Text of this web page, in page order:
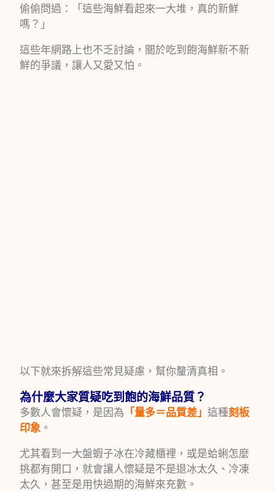
偷偷問過：「這些海鮮看起來一大堆，真的新鮮
嗎？」
這些年網路上也不乏討論，關於吃到飽海鮮新不新
鮮的爭議，讓人又愛又怕。
以下就來拆解這些常見疑慮，幫你釐清真相。
為什麼大家質疑吃到飽的海鮮品質？
多數人會懷疑，是因為 「量多＝品質差」這種刻板
印象 。
尤其看到一大盤蝦子冰在冷藏櫃裡，或是蛤蜊怎麼
挑都有開口，就會讓人懷疑是不是退冰太久、冷凍
太久，甚至是用快過期的海鮮來充數。